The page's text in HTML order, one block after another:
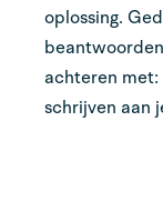
oplossing.
achteren met:
schrijven aan